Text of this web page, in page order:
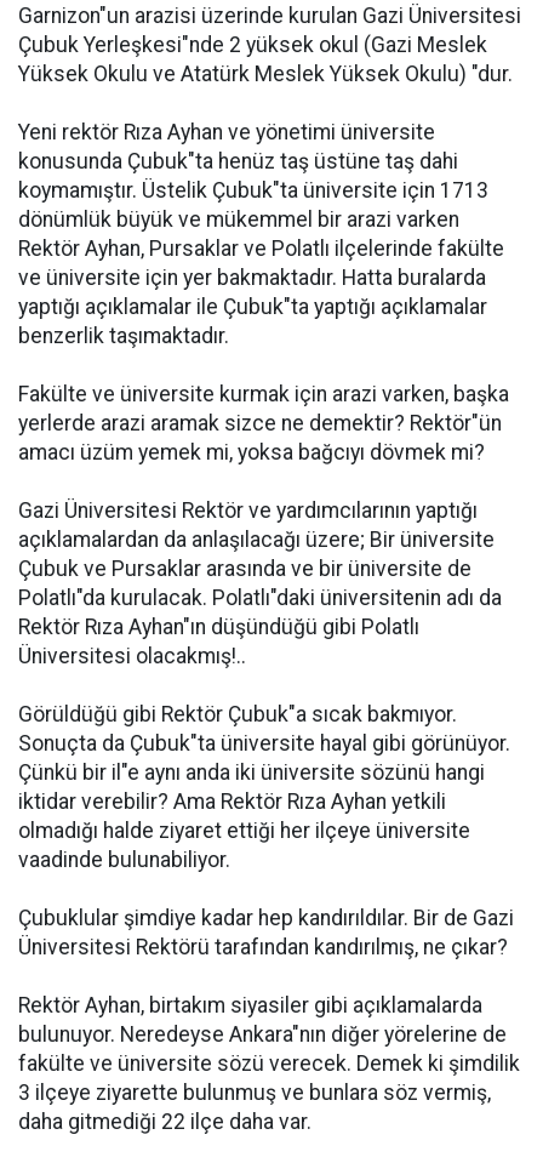
Garnizon"un arazisi üzerinde kurulan Gazi Üniversitesi
Çubuk Yerleşkesi"nde 2 yüksek okul (Gazi Meslek
Yüksek Okulu ve Atatürk Meslek Yüksek Okulu) "dur.
Yeni rektör Rıza Ayhan ve yönetimi üniversite
konusunda Çubuk"ta henüz taş üstüne taş dahi
koymamıştır. Üstelik Çubuk"ta üniversite için 1713
dönümlük büyük ve mükemmel bir arazi varken
Rektör Ayhan, Pursaklar ve Polatlı ilçelerinde fakülte
ve üniversite için yer bakmaktadır. Hatta buralarda
yaptığı açıklamalar ile Çubuk"ta yaptığı açıklamalar
benzerlik taşımaktadır.
Fakülte ve üniversite kurmak için arazi varken, başka
yerlerde arazi aramak sizce ne demektir? Rektör"ün
amacı üzüm yemek mi, yoksa bağcıyı dövmek mi?
Gazi Üniversitesi Rektör ve yardımcılarının yaptığı
açıklamalardan da anlaşılacağı üzere; Bir üniversite
Çubuk ve Pursaklar arasında ve bir üniversite de
Polatlı"da kurulacak. Polatlı"daki üniversitenin adı da
Rektör Rıza Ayhan"ın düşündüğü gibi Polatlı
Üniversitesi olacakmış!..
Görüldüğü gibi Rektör Çubuk"a sıcak bakmıyor.
Sonuçta da Çubuk"ta üniversite hayal gibi görünüyor.
Çünkü bir il"e aynı anda iki üniversite sözünü hangi
iktidar verebilir? Ama Rektör Rıza Ayhan yetkili
olmadığı halde ziyaret ettiği her ilçeye üniversite
vaadinde bulunabiliyor.
Çubuklular şimdiye kadar hep kandırıldılar. Bir de Gazi
Üniversitesi Rektörü tarafından kandırılmış, ne çıkar?
Rektör Ayhan, birtakım siyasiler gibi açıklamalarda
bulunuyor. Neredeyse Ankara"nın diğer yörelerine de
fakülte ve üniversite sözü verecek. Demek ki şimdilik
3 ilçeye ziyarette bulunmuş ve bunlara söz vermiş,
daha gitmediği 22 ilçe daha var.